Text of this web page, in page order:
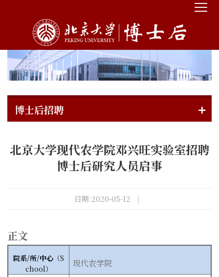
博士后招聘
北京大学现代农学院邓兴旺实验室招聘
博士后研究人员启事
日期:2020-05-12 |
正文
院系/所/中心 （S
chool） 现代农学院